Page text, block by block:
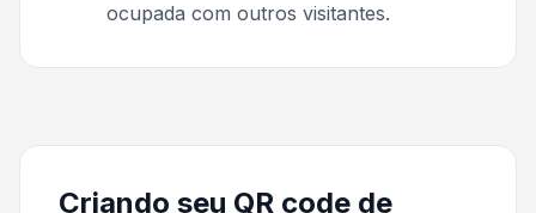
ocupada com outros visitantes.
Criando seu QR code de